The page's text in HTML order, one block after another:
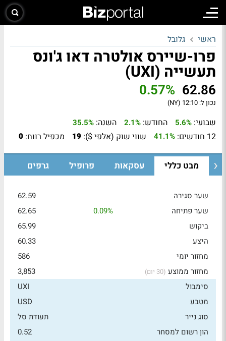
ראשי גלובל
פרו-שיירס אולטרה דאו ג'ונס
תעשייה (UXI)
62.86
0.57%
נכון ל: 12:10 (NY)
שבועי: 5.6% החודש: 2.1% השנה: 35.5%
12 חודשים: 41.1% שווי שוק (אלפי $): 19 מכפיל רווח: 0
מבט כללי עסקאות פרופיל גרפים
שער סגירה
62.59
שער פתיחה
0.09%
62.65
ביקוש
65.99
היצע
60.33
מחזור יומי
586
מחזור ממוצע (30 יום)
3,853
סימבול
UXI
מטבע
USD
סוג נייר
תעודת סל
הון רשום למסחר
0.52